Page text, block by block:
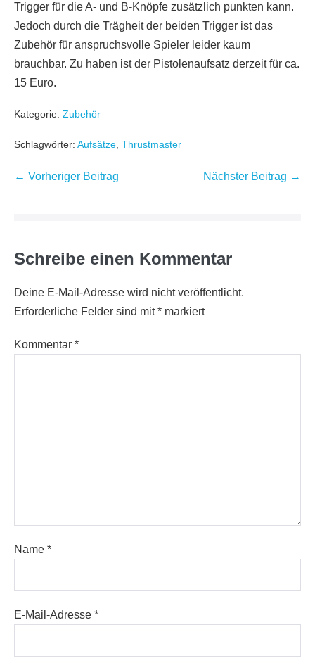
Trigger für die A- und B-Knöpfe zusätzlich punkten kann.
Jedoch durch die Trägheit der beiden Trigger ist das
Zubehör für anspruchsvolle Spieler leider kaum
brauchbar. Zu haben ist der Pistolenaufsatz derzeit für ca.
15 Euro.
Kategorie: Zubehör
Schlagwörter: Aufsätze Thrustmaster
Beitragsnavigation
← Vorheriger Beitrag Nächster Beitrag →
Schreibe einen Kommentar
Deine E-Mail-Adresse wird nicht veröffentlicht.
Erforderliche Felder sind mit* markiert
Kommentar *
Name *
E-Mail-Adresse *